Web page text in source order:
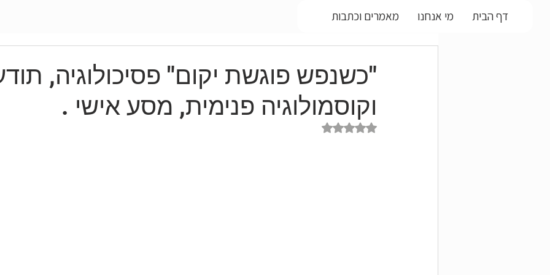
דף הבית מי אנחנו מאמרים וכתבות
"כשנפש פוגשת יקום" פסיכולוגיה,
וקוסמולוגיה פנימית, מסע אישי .
דירוג של NaN מתוך 5 כוכבים